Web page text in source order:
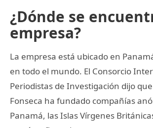
¿Dónde se
empresa?
La empresa está ubicado en
en todo el mundo. El Consorcio
Periodistas de Investigación dijo
Fonseca ha fundado compañías
Panamá, las Islas Vírgenes